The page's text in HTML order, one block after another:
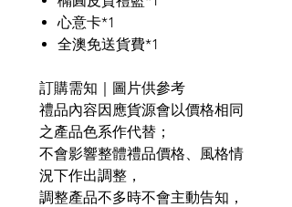
心意卡*1
全澳免送貨費*1
訂購需知｜圖片供參考
禮品內容因應貨源會以價格相同
之產品色系作代替；
不會影響整體禮品價格、風格情
況下作出調整，
調整產品不多時不會主動告知，